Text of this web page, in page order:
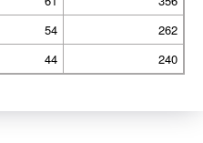
54
262
44 240